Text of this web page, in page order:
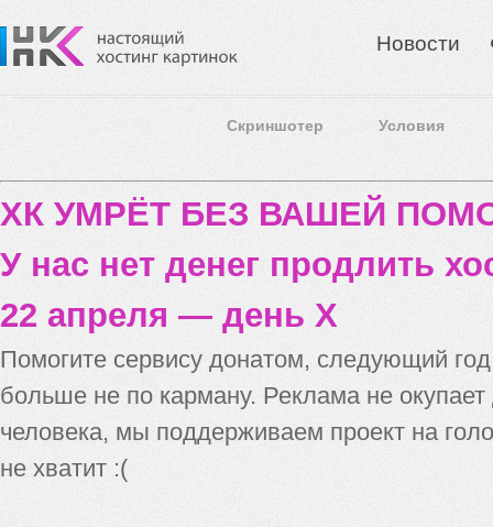
Новости
Скриншотер Условия
ХК УМРЁТ БЕЗ ВАШЕЙ
У нас нет денег продлить
22 апреля — день X
Помогите сервису донатом, следующий
больше не по карману. Реклама не
человека, мы поддерживаем проект на
не хватит :(